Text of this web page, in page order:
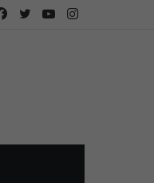
YouTube
Twitter
Facebook